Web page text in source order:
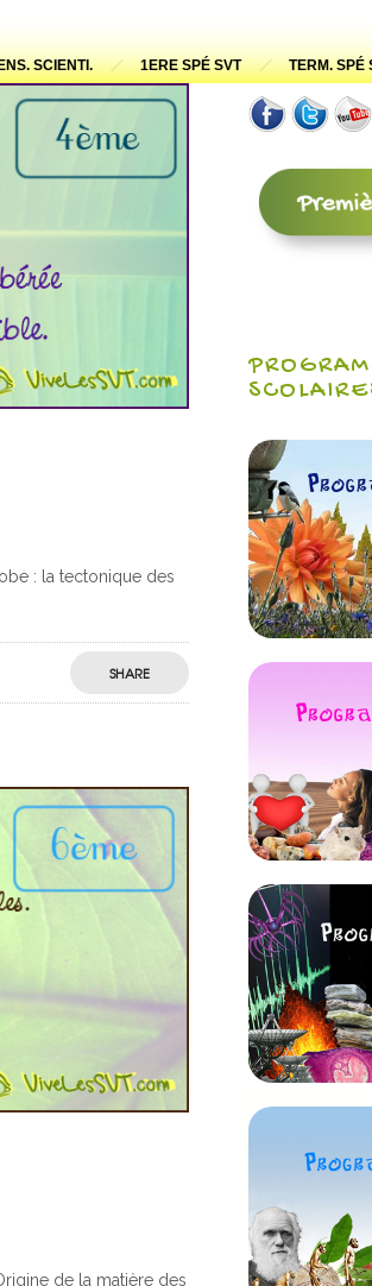
SCIENTI. 1ERE SPÉ SVT TERM. SPÉ
: la tectonique des
SHARE
de la matière des